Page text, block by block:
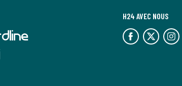
H24 AVEC NOUS
lien
vers
lien
vers
lien
vers